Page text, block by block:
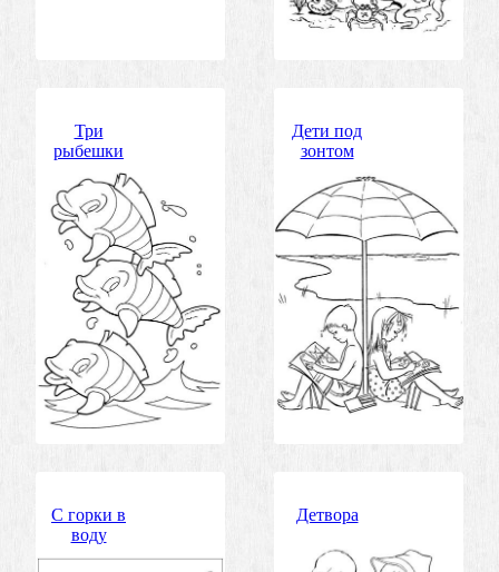
Три
рыбешки
Дети под
зонтом
С горки в
воду
Детвора